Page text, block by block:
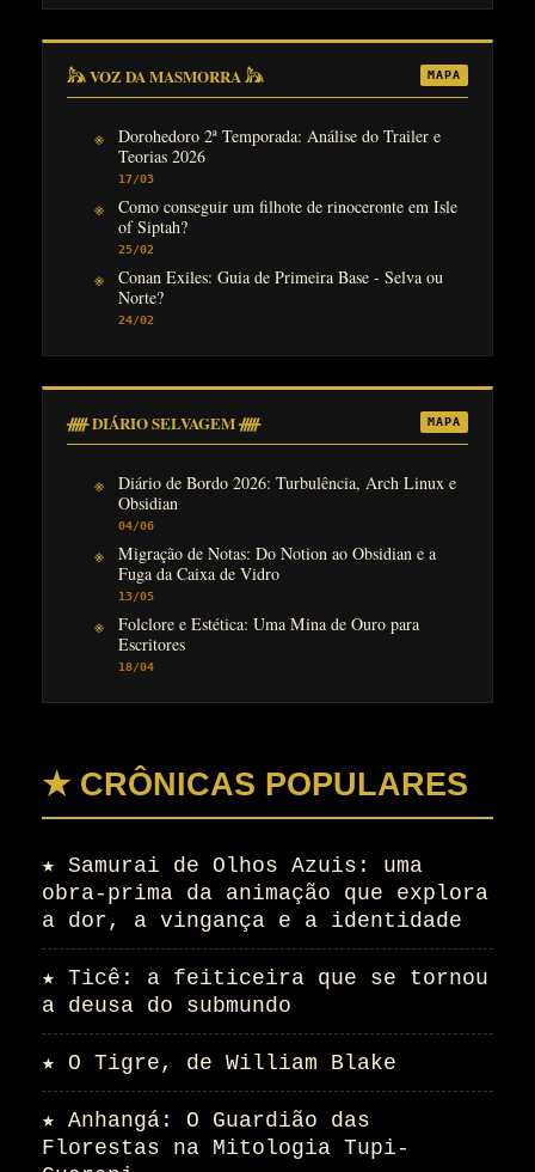
𓃦 VOZ DA MASMORRA 𓃦 MAPA
Dorohedoro 2ª Temporada: Análise do Trailer e
Teorias 2026
17/03
Como conseguir um filhote de rinoceronte em Isle
of Siptah?
25/02
Conan Exiles: Guia de Primeira Base - Selva ou
Norte?
24/02
ᚏ DIÁRIO SELVAGEM ᚏ MAPA
Diário de Bordo 2026: Turbulência, Arch Linux e
Obsidian
04/06
Migração de Notas: Do Notion ao Obsidian e a
Fuga da Caixa de Vidro
13/05
Folclore e Estética: Uma Mina de Ouro para
Escritores
18/04
★ CRÔNICAS POPULARES
★ Samurai de Olhos Azuis: uma
obra-prima da animação que explora
a dor, a vingança e a identidade
★ Ticê: a feiticeira que se tornou
a deusa do submundo
★ O Tigre, de William Blake
★ Anhangá: O Guardião das
Florestas na Mitologia Tupi-